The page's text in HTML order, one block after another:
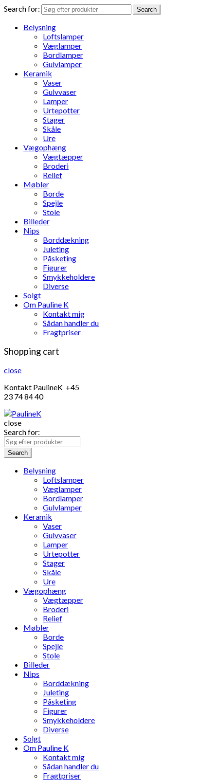
Search for: Search
Belysning
Loftslamper
Væglamper
Bordlamper
Gulvlamper
Keramik
Vaser
Gulvvaser
Lamper
Urtepotter
Stager
Skåle
Ure
Vægophæng
Vægtæpper
Broderi
Relief
Møbler
Borde
Spejle
Stole
Billeder
Nips
Borddækning
Juleting
Påsketing
Figurer
Smykkeholdere
Diverse
Solgt
Om Pauline K
Kontakt mig
Sådan handler du
Fragtpriser
Shopping cart
close
Kontakt PaulineK +45
23 74 84 40
close
Search for:
Search
Belysning
Loftslamper
Væglamper
Bordlamper
Gulvlamper
Keramik
Vaser
Gulvvaser
Lamper
Urtepotter
Stager
Skåle
Ure
Vægophæng
Vægtæpper
Broderi
Relief
Møbler
Borde
Spejle
Stole
Billeder
Nips
Borddækning
Juleting
Påsketing
Figurer
Smykkeholdere
Diverse
Solgt
Om Pauline K
Kontakt mig
Sådan handler du
Fragtpriser